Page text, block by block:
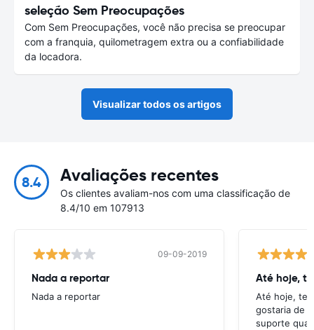
seleção Sem Preocupações
Com Sem Preocupações, você não precisa se preocupar
com a franquia, quilometragem extra ou a confiabilidade
da locadora.
Visualizar todos os artigos
8.4 Avaliações recentes
Os clientes avaliam-nos com uma classificação de
8.4/10 em 107913
09-09-2019
Nada a reportar
Nada a reportar
Até hoje,
Até hoje,
gostaria de
suporte